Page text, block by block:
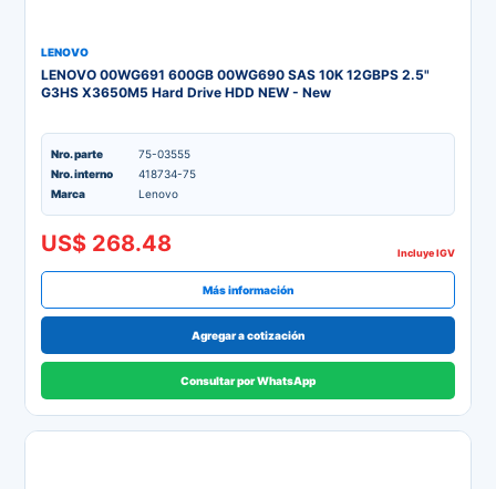
LENOVO
LENOVO 00WG691 600GB 00WG690 SAS 10K 12GBPS 2.5"
G3HS X3650M5 Hard Drive HDD NEW - New
Nro. parte
75-03555
Nro. interno
418734-75
Marca
Lenovo
US$ 268.48 Incluye IGV
Más información
Agregar a cotización
Consultar por WhatsApp